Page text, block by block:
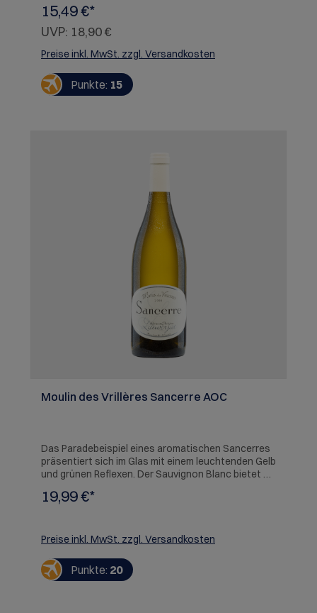
Gaumen angenehm zupackend und gehaltvoll mit
frischem Säurespiel. SERVIEREMPFEHLUNG:
Spargel, Meeresfrüchte, Fisch und Hummer
15,49 €*
UVP: 18,90 €
Preise inkl. MwSt. zzgl. Versandkosten
Punkte: 15
Moulin des Vrillères Sancerre AOC
Das Paradebeispiel eines aromatischen Sancerres
präsentiert sich im Glas mit einem leuchtenden Gelb
und grünen Reflexen. Der Sauvignon Blanc bietet an
Region an der Loire - untermalt von der Frucht reifer
Grapefruitnote am Ende, macht dieser Sancerre
Fisch und Schalentiere
19,99 €*
Preise inkl. MwSt. zzgl. Versandkosten
Punkte: 20